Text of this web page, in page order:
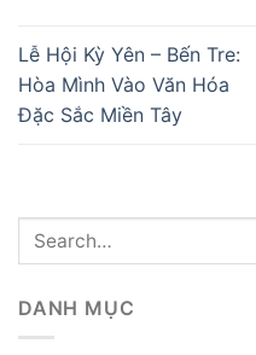
Lễ Hội Kỳ Yên – Bến Tre:
Hòa Mình Vào Văn Hóa
Đặc Sắc Miền Tây
DANH MỤC